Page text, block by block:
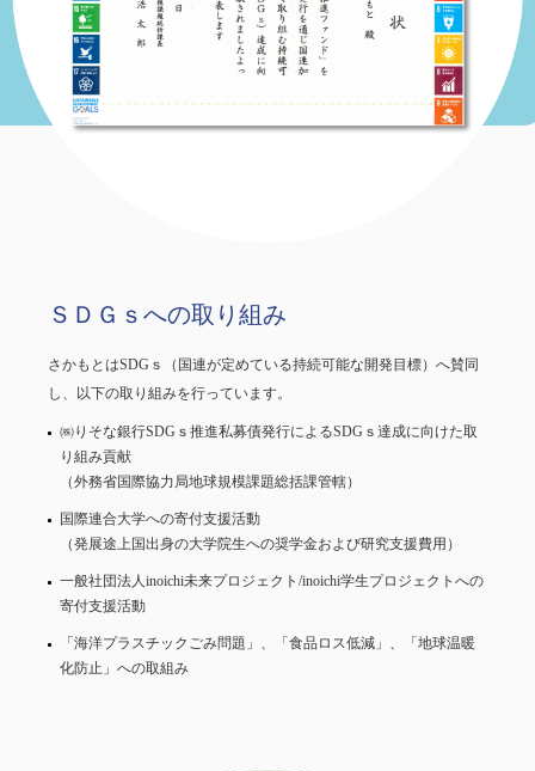
ＳＤＧｓへの取り組み
さかもとはSDGｓ（国連が定めている持続可能な開発目標）へ賛同
し、以下の取り組みを行っています。
㈱りそな銀行SDGｓ推進私募債発行によるSDGｓ達成に向けた取
り組み貢献
（外務省国際協力局地球規模課題総括課管轄）
国際連合大学への寄付支援活動
（発展途上国出身の大学院生への奨学金および研究支援費用）
一般社団法人inoichi未来プロジェクト/inoichi学生プロジェクトへの
寄付支援活動
「海洋プラスチックごみ問題」、「食品ロス低減」、「地球温暖
化防止」への取組み